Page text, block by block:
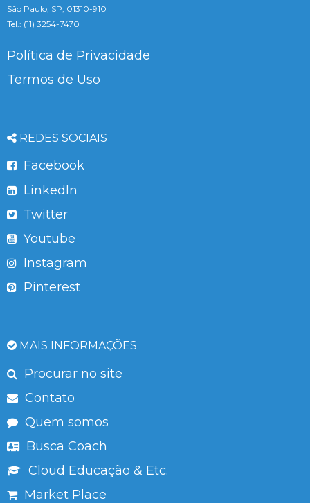
São Paulo, SP, 01310-910
Tel.: (11) 3254-7470
Política de Privacidade
Termos de Uso
REDES SOCIAIS
Facebook
LinkedIn
Twitter
Youtube
Instagram
Pinterest
MAIS INFORMAÇÕES
Procurar no site
Contato
Quem somos
Busca Coach
Cloud Educação & Etc.
Market Place